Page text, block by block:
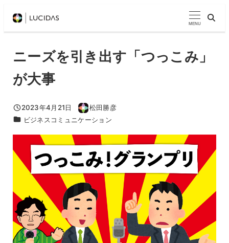
MENU
ニーズを引き出す「つっこみ」
が大事
投稿日
2023年4月21日
著
者
松田勝彦
カテゴリー
ビジネスコミュニケーション